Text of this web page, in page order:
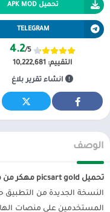
تحميل APK MOD
TELEGRAM
4.2/5
التقييم: 10,222,681
انشاء تقرير بلاغ
الوصف
تحميل picsart gold مهكر من ميديا فاير
النسخة الجديدة من التطبيق